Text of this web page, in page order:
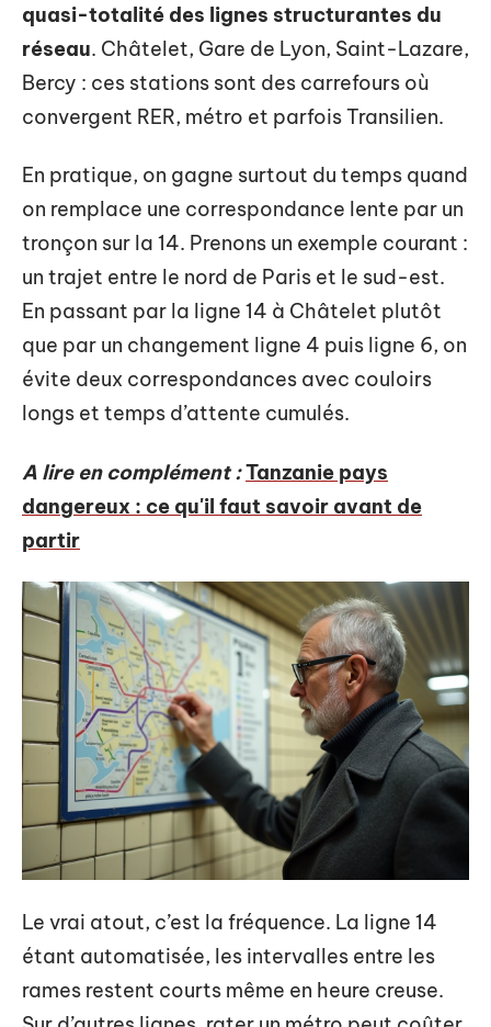
quasi-totalité des lignes structurantes du
réseau. Châtelet, Gare de Lyon, Saint-Lazare,
Bercy : ces stations sont des carrefours où
convergent RER, métro et parfois Transilien.
En pratique, on gagne surtout du temps quand
on remplace une correspondance lente par un
tronçon sur la 14. Prenons un exemple courant :
un trajet entre le nord de Paris et le sud-est.
En passant par la ligne 14 à Châtelet plutôt
que par un changement ligne 4 puis ligne 6, on
évite deux correspondances avec couloirs
longs et temps d’attente cumulés.
A lire en complément :Tanzanie pays
dangereux : ce qu'il faut savoir avant de
partir
Le vrai atout, c’est la fréquence. La ligne 14
étant automatisée, les intervalles entre les
rames restent courts même en heure creuse.